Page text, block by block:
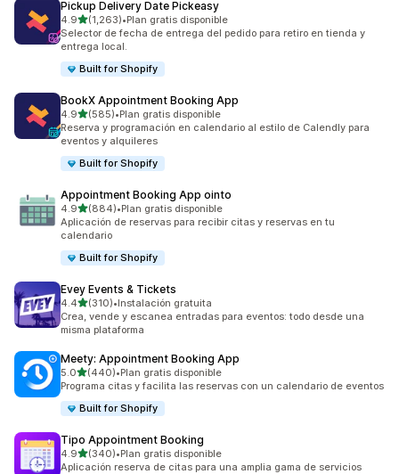
Pickup Delivery Date Pickeasy
4.9de 5 estrellas
(1,263)
1263 reseñas en total
•Plan gratis disponible
Selector de fecha de entrega del pedido para retiro en tienda y
entrega local.
Built for Shopify
BookX Appointment Booking App
4.9de 5 estrellas
(585)
585 reseñas en total
•Plan gratis disponible
Reserva y programación en calendario al estilo de Calendly para
eventos y alquileres
Built for Shopify
Appointment Booking App ointo
4.9de 5 estrellas
(884)
884 reseñas en total
•Plan gratis disponible
Aplicación de reservas para recibir citas y reservas en tu
calendario
Built for Shopify
Evey Events & Tickets
4.4de 5 estrellas
(310)
310 reseñas en total
•Instalación gratuita
Crea, vende y escanea entradas para eventos: todo desde una
misma plataforma
Meety: Appointment Booking App
5.0de 5 estrellas
(440)
440 reseñas en total
•Plan gratis disponible
Programa citas y facilita las reservas con un calendario de eventos
Built for Shopify
Tipo Appointment Booking
4.9de 5 estrellas
(340)
340 reseñas en total
•Plan gratis disponible
Aplicación reserva de citas para una amplia gama de servicios